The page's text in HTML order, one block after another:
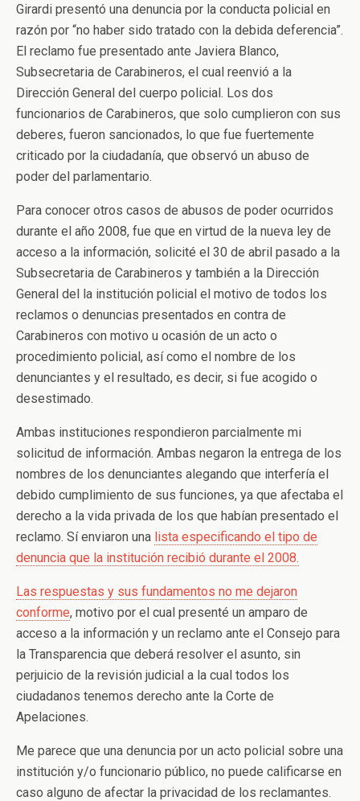
Girardi presentó una denuncia por la conducta policial en
razón por “no haber sido tratado con la debida deferencia”.
El reclamo fue presentado ante Javiera Blanco,
Subsecretaria de Carabineros, el cual reenvió a la
Dirección General del cuerpo policial. Los dos
funcionarios de Carabineros, que solo cumplieron con sus
deberes, fueron sancionados, lo que fue fuertemente
criticado por la ciudadanía, que observó un abuso de
poder del parlamentario.
Para conocer otros casos de abusos de poder ocurridos
durante el año 2008, fue que en virtud de la nueva ley de
acceso a la información, solicité el 30 de abril pasado a la
Subsecretaria de Carabineros y también a la Dirección
General del la institución policial el motivo de todos los
reclamos o denuncias presentados en contra de
Carabineros con motivo u ocasión de un acto o
procedimiento policial, así como el nombre de los
denunciantes y el resultado, es decir, si fue acogido o
desestimado.
Ambas instituciones respondieron parcialmente mi
solicitud de información. Ambas negaron la entrega de los
nombres de los denunciantes alegando que interfería el
debido cumplimiento de sus funciones, ya que afectaba el
derecho a la vida privada de los que habían presentado el
reclamo. Sí enviaron una lista especificando el tipo de
denuncia que la institución recibió durante el 2008.
Las respuestas y sus fundamentos no me dejaron
conforme, motivo por el cual presenté un amparo de
acceso a la información y un reclamo ante el Consejo para
la Transparencia que deberá resolver el asunto, sin
perjuicio de la revisión judicial a la cual todos los
ciudadanos tenemos derecho ante la Corte de
Apelaciones.
Me parece que una denuncia por un acto policial sobre una
institución y/o funcionario público, no puede calificarse en
caso alguno de afectar la privacidad de los reclamantes.